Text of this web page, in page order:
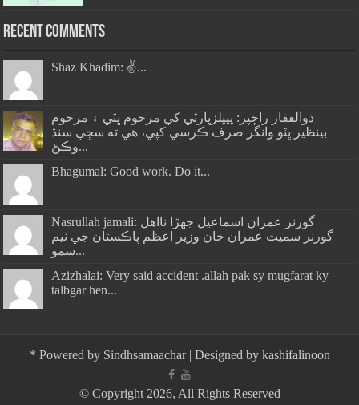
Recent Comments
Shaz Khadim: ✌️...
ذوالفقار راڄپر: پيپلزپارٽي کي مرحوم ڀٽي ۽ مرحوم
بينظير ڀٽو وانگر صرف ڪرسي کپي، هي ته سڄي سنڌ
وڪڻ...
Bhagumal: Good work. Do it...
Nasrullah jamali: گورنر عمران اسماعيل جھڙا نااهل
گورنر سميت عمران خان وزير اعظم پاڪستان جي ٽيم
سمو...
Azizhalai: Very said accident .allah pak sy mugfarat ky
talbgar hen...
* Powered by Sindhsamaachar| Designed by kashifalinoon
© Copyright 2026, All Rights Reserved